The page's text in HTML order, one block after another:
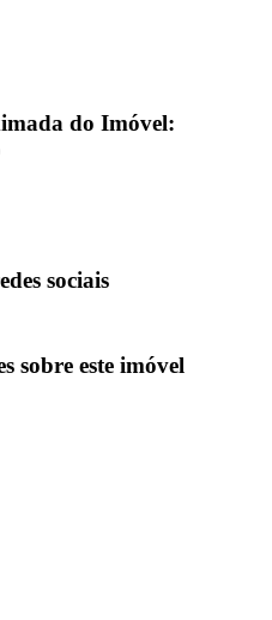
do Imóvel:
sociais
sobre este imóvel